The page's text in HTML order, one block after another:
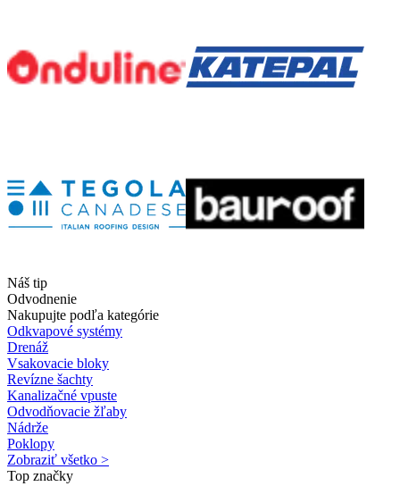
Náš tip
Odvodnenie
Nakupujte podľa kategórie
Odkvapové systémy
Drenáž
Vsakovacie bloky
Revízne šachty
Kanalizačné vpuste
Odvodňovacie žľaby
Nádrže
Poklopy
Zobraziť všetko >
Top značky